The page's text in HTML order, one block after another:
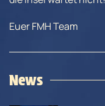
Euer FMH Team
News